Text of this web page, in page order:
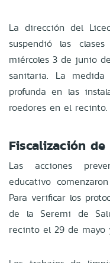
La dirección del
suspendió las
miércoles 3 de junio
sanitaria. La
profunda en las
roedores en el recinto.
Fiscalización
Las acciones
educativo
Para verificar los
de la Seremi de
recinto el 29 de